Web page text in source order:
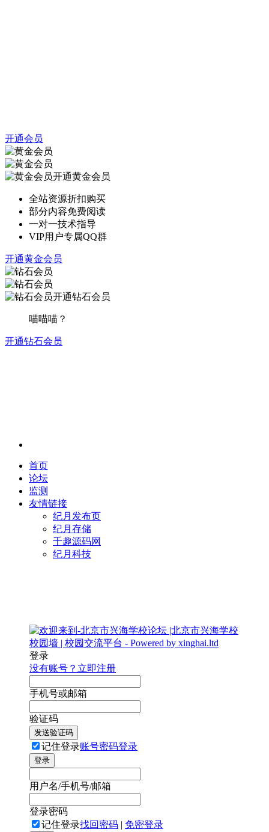
开通会员
开通黄金会员
全站资源折扣购买
部分内容免费阅读
一对一技术指导
VIP用户专属QQ群
开通黄金会员
开通钻石会员
喵喵喵？
开通钻石会员
首页
论坛
监测
友情链接
纪月发布页
纪月存储
千趣源码网
纪月科技
登录
没有账号？立即注册
手机号或邮箱
验证码
发送验证码
记住登录账号密码登录
登录
用户名/手机号/邮箱
登录密码
记住登录找回密码 | 免密登录